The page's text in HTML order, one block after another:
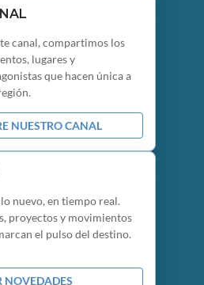
canal, compartimos los
lugares y
que hacen única a
NUESTRO CANAL
nuevo, en tiempo real.
proyectos y movimientos
el pulso del destino.
NOVEDADES